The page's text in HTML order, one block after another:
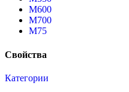
М600
М700
М75
Свойства
Категории